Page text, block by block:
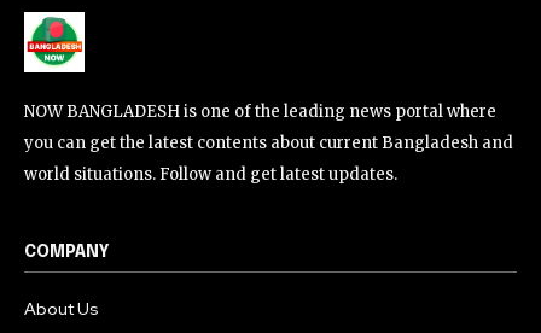
NOW BANGLADESH is one of the leading news portal where
you can get the latest contents about current Bangladesh and
world situations. Follow and get latest updates.
COMPANY
About Us